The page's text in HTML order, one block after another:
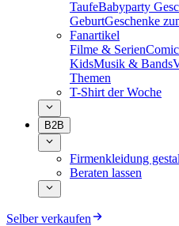
TaufeBabyparty
GeburtGeschenke
Fanartikel
Filme & Serien
KidsMusik & Bands
Themen
T-Shirt der Woche
B2B
Firmenkleidung
Beraten lassen
Selber verkaufen